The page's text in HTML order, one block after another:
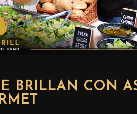
BRILLAN CON